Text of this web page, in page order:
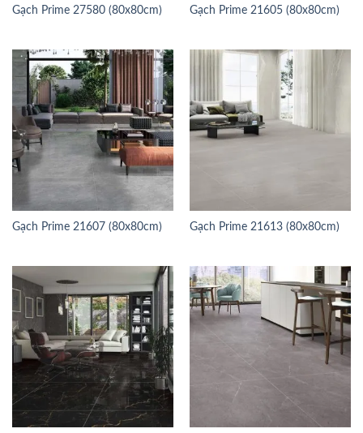
Gạch Prime 27580 (80x80cm) Gạch Prime 21605 (80x80cm)
Gạch Prime 21607 (80x80cm) Gạch Prime 21613 (80x80cm)